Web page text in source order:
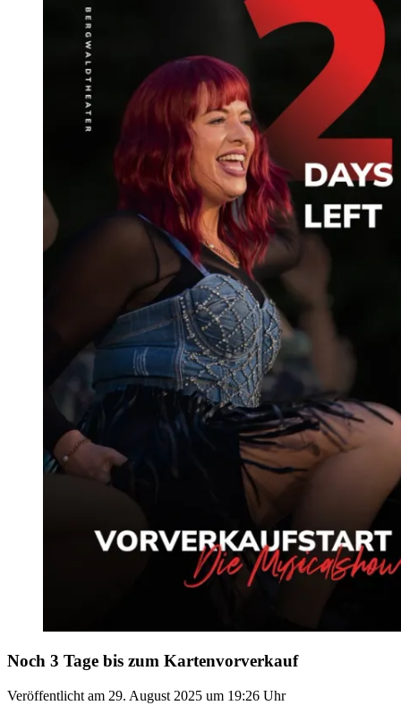
Noch 3 Tage bis zum Kartenvorverkauf
Veröffentlicht am 29. August 2025 um 19:26 Uhr